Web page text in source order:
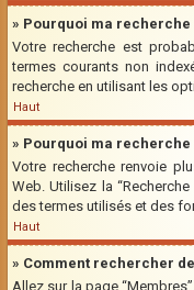
» Pourquoi ma
Votre recherche est
termes courants non
recherche en utilisant les
Haut
» Pourquoi ma
Votre recherche renvoie
Web. Utilisez la
des termes utilisés et des
Haut
» Comment rechercher
Allez sur la page